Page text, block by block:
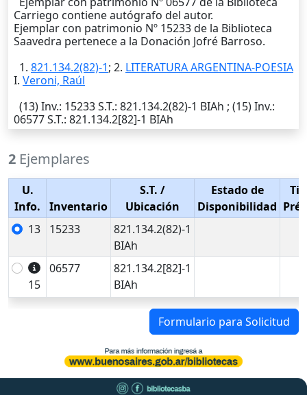
Carriego contiene autógrafo del autor.
Ejemplar con patrimonio Nº 15233 de la Biblioteca
Saavedra pertenece a la Donación Jofré Barroso.
1. 821.134.2(82)-1; 2. LITERATURA ARGENTINA-POESIA
I. Veroni, Raúl
(13)Inv.: 15233S.T.: 821.134.2(82)-1 BIAh ; (15)Inv.:
06577S.T.: 821.134.2[82]-1 BIAh
2 Ejemplares
U.
Info.
Inventario
S.T. /
Ubicación
Estado de
Disponibilidad
13
15233
821.134.2(82)-1
BIAh
15
06577
821.134.2[82]-1
BIAh
Formulario para Solicitud